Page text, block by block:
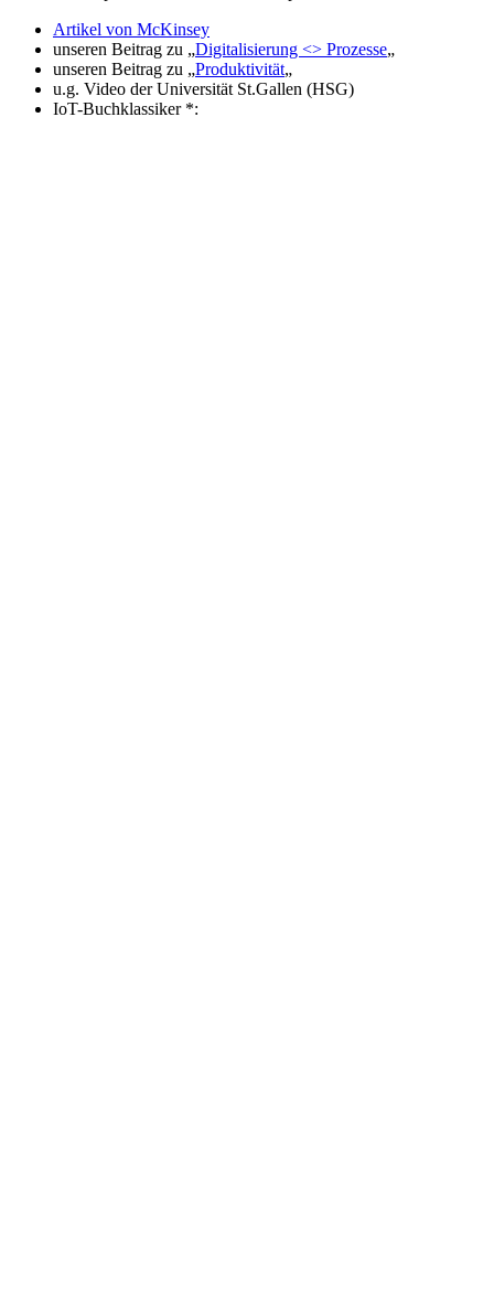
Artikel von McKinsey
unseren Beitrag zu „Digitalisierung <> Prozesse„
unseren Beitrag zu „Produktivität„
u.g. Video der Universität St.Gallen (HSG)
IoT-Buchklassiker *: